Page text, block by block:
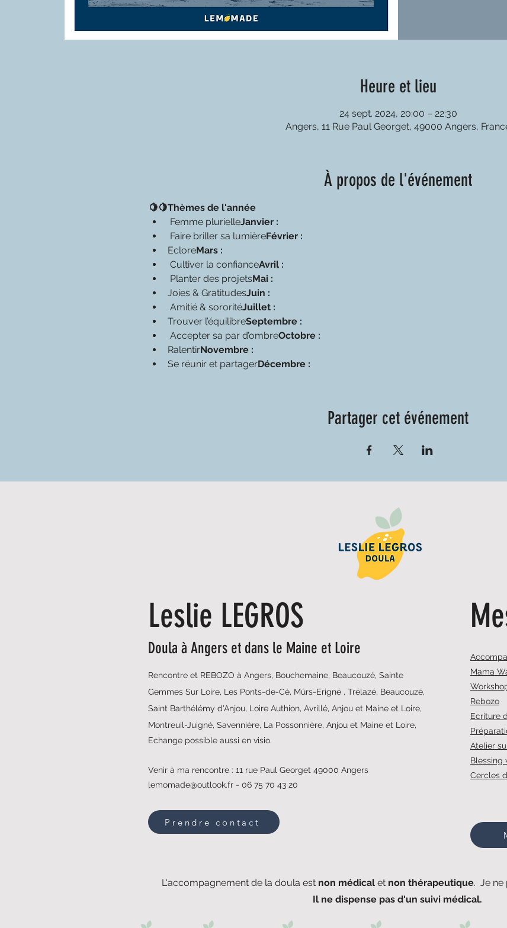
Heure et lieu
24 sept. 2024, 20:00 – 22:30
Angers, 11 Rue Paul Georget, 49000 Angers,
À propos de l'événement
🍋🍋Thèmes de l'année
Femme plurielleJanvier :
Faire briller sa lumièreFévrier :
EcloreMars :
Cultiver la confianceAvril :
Planter des projetsMai :
Joies & GratitudesJuin :
Amitié & sororitéJuillet :
Trouver l’équilibreSeptembre :
Accepter sa par d’ombreOctobre :
RalentirNovembre :
Se réunir et partagerDécembre :
Partager cet événement
Leslie LEGROS
Doula à Angers et dans le Maine et Loire
Rencontre et REBOZO à Angers, Bouchemaine, Beaucouzé, Sainte
Gemmes Sur Loire, Les Ponts-de-Cé, Mûrs-Erigné , Trélazé, Beaucouzé,
Saint Barthélémy d'Anjou, Loire Authion, Avrillé, Anjou et Maine et Loire,
Montreuil-Juigné, Savennière, La Possonnière, Anjou et Maine et Loire,
Echange possible aussi en visio.
Venir à ma rencontre : 11 rue Paul Georget 49000 Angers
lemomade@outlook.fr - 06 75 70 43 20
Prendre contact
Mama
Rebozo
Ecriture
Atelier
Blessing
Cercles
L'accompagnement de la doula estnon médical et non thérapeutique. Je ne
Il ne dispense pas d'un suivi médical.